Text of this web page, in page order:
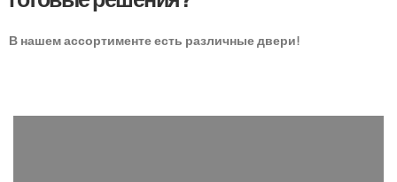
В нашем ассортименте есть различные двери!